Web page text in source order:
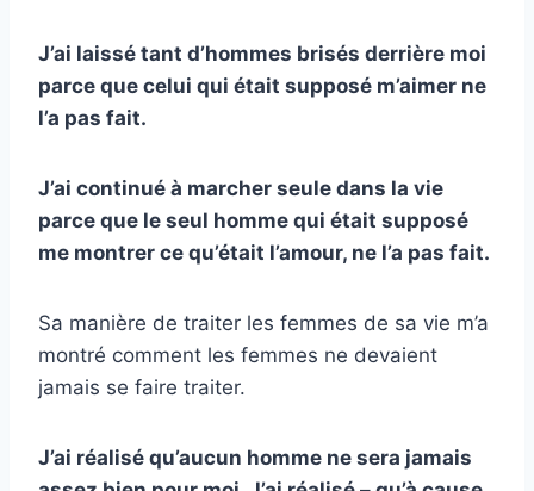
J’ai laissé tant d’hommes brisés derrière moi
parce que celui qui était supposé m’aimer ne
l’a pas fait.
J’ai continué à marcher seule dans la vie
parce que le seul homme qui était supposé
me montrer ce qu’était l’amour, ne l’a pas fait.
Sa manière de traiter les femmes de sa vie m’a
montré comment les femmes ne devaient
jamais se faire traiter.
J’ai réalisé qu’aucun homme ne sera jamais